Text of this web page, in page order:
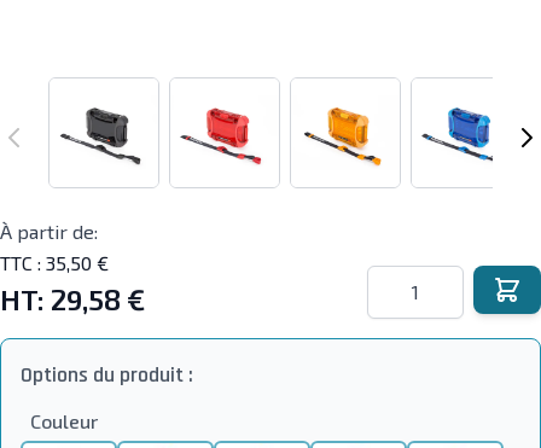
À partir de:
TTC : 35,50 €
HT: 29,58 €
Quantité
Options du produit :
Couleur